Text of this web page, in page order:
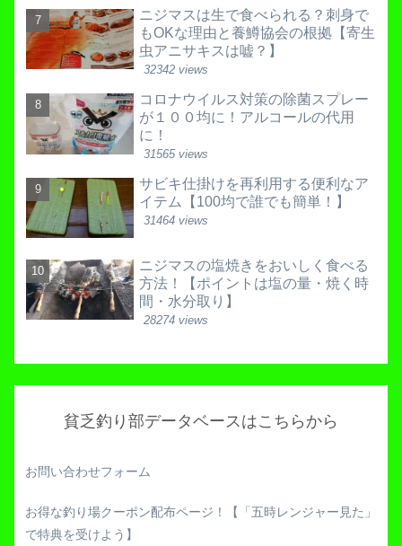
ニジマスは生で食べられる？刺身で
もOKな理由と養鱒協会の根拠【寄生
虫アニサキスは嘘？】
32342 views
コロナウイルス対策の除菌スプレー
が１００均に！アルコールの代用
に！
31565 views
サビキ仕掛けを再利用する便利なア
イテム【100均で誰でも簡単！】
31464 views
ニジマスの塩焼きをおいしく食べる
方法！【ポイントは塩の量・焼く時
間・水分取り】
28274 views
貧乏釣り部データベースはこちらから
お問い合わせフォーム
お得な釣り場クーポン配布ページ！【「五時レンジャー見た」
で特典を受けよう】